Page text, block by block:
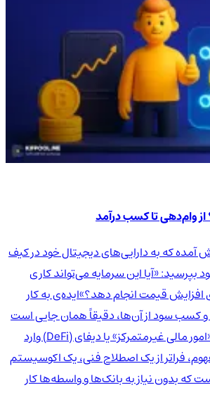
که به دارایی‌های دیجیتال خود در کیف
بپرسید: «آیا این سرمایه می‌تواند کاری
افزایش قیمت انجام دهد؟»ایده‌ی به کار
و کسب سود از آن‌ها، دقیقاً همان جایی است
که دنیای هیجان‌انگیز «امور مالی غیرمتمرکز» یا دیفای (DeFi) وارد
فراتر از یک اصطلاح فنی، یک اکوسیستم
که بدون نیاز به بانک‌ها و واسطه‌ها کار